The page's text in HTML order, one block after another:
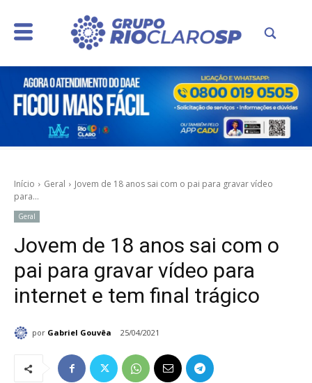
Início Geral
Jovem de 18 anos sai com o pai para gravar vídeo
para...
Geral
Jovem de 18 anos sai com o
pai para gravar vídeo para
internet e tem final trágico
por Gabriel Gouvêa 25/04/2021